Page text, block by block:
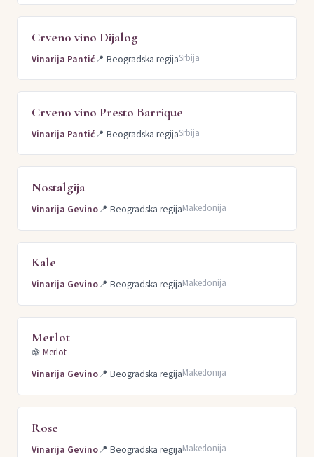
Crveno vino Dijalog
Vinarija Pantić📍 Beogradska regijaSrbija
Crveno vino Presto Barrique
Vinarija Pantić📍 Beogradska regijaSrbija
Nostalgija
Vinarija Gevino📍 Beogradska regijaMakedonija
Kale
Vinarija Gevino📍 Beogradska regijaMakedonija
Merlot
🍇 Merlot
Vinarija Gevino📍 Beogradska regijaMakedonija
Rose
Vinarija Gevino📍 Beogradska regijaMakedonija